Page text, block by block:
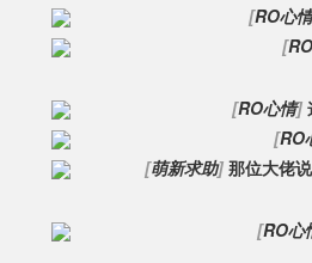
[RO心情
[
[RO心情]
[RO
[萌新求助] 那位大佬
[RO心